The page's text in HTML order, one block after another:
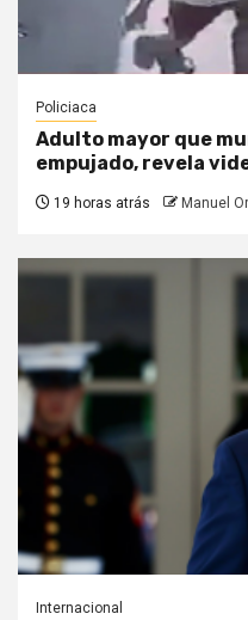
Policiaca
Adulto mayor que
empujado, revela
19 horas atrás Manuel
Internacional